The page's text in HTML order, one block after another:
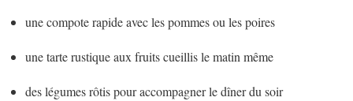
une compote rapide avec les pommes ou les poires
une tarte rustique aux fruits cueillis le matin même
des légumes rôtis pour accompagner le dîner du soir